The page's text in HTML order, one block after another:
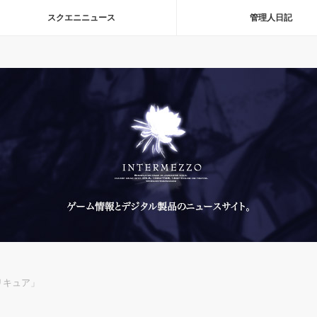
スクエニニュース 管理人日記
ュア」